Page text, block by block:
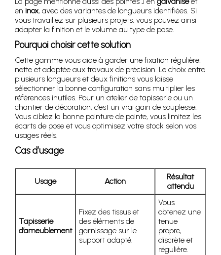
en inox, avec des variantes de longueurs identifiées. Si
vous travaillez sur plusieurs projets, vous pouvez ainsi
adapter la finition et le volume au type de pose.
Pourquoi choisir cette solution
Cette gamme vous aide à garder une fixation régulière,
nette et adaptée aux travaux de précision. Le choix entre
plusieurs longueurs et deux finitions vous laisse
sélectionner la bonne configuration sans multiplier les
références inutiles. Pour un atelier de tapisserie ou un
chantier de décoration, c’est un vrai gain de souplesse.
Vous ciblez la bonne pointure de pointe, vous limitez les
écarts de pose et vous optimisez votre stock selon vos
usages réels.
Cas d’usage
Usage Action
Résultat
attendu
Tapisserie
d’ameublement
Fixez des tissus et
des éléments de
garnissage sur le
support adapté.
Vous
obtenez une
tenue
propre,
discrète et
régulière.